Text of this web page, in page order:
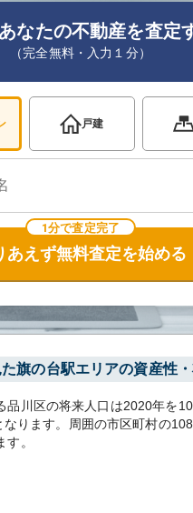
なたの不動産を査定
（完全無料・入力１分）
戸建
1分で査定完了
あえず無料査定を始める
旗の台駅エリアの資産性
品川区の将来人口は2020年を
なります。 周囲の市区町村の
。